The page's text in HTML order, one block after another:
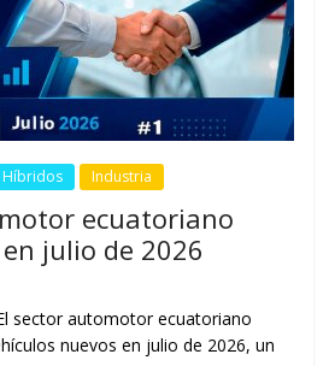
Híbridos Industria
ecuatoriano
julio de 2026
sector automotor ecuatoriano
nuevos en julio de 2026, un